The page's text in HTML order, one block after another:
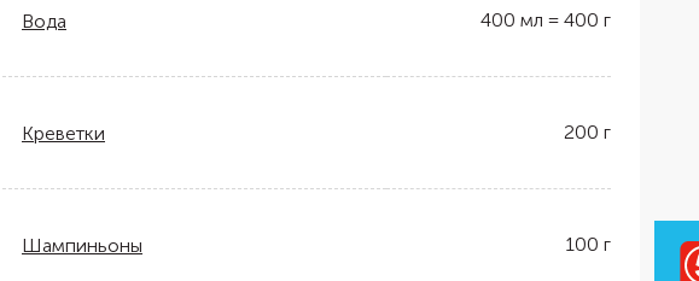
Вода 400 мл = 400 г
Креветки 200 г
Шампиньоны 100 г